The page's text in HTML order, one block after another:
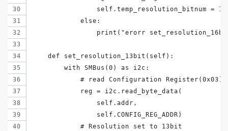
                self.temp_resolution_bitnum = 16
            else:
print("erorr
    def set_resolution_13bit(self):
        with SMBus(0) as i2c:
            # read Configuration Register(0x03)
            reg = i2c.read_byte_data(
                self.addr,
                self.CONFIG_REG_ADDR)
            # Resolution set to 13bit